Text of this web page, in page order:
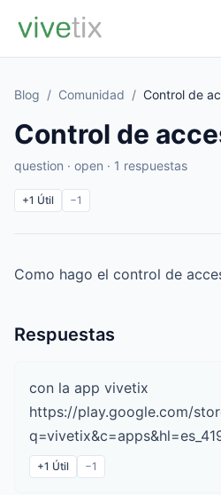
Blog / Comunidad / Control de
Control de
question · open · 1 respuestas
+1 Útil −1
Como hago el control de
Respuestas
con la app vivetix
https://play.google.com/
+1 Útil −1